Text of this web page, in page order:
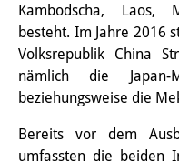
Japan
Knowledge
Kambodscha, Laos,
besteht. Im Jahre 2016
Volksrepublik China
nämlich die Japan-
beziehungsweise die
Bereits vor dem
umfassten die beiden